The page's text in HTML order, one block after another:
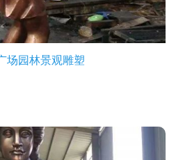
场园林景观雕塑